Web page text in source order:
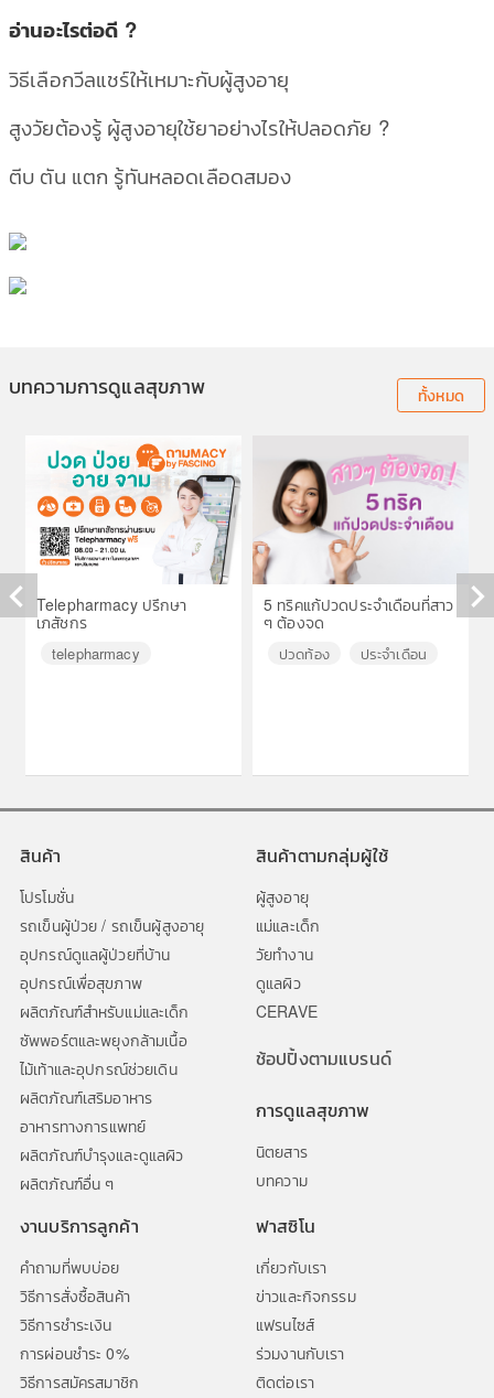
อ่านอะไรต่อดี ?
วิธีเลือกวีลแชร์ให้เหมาะกับผู้สูงอายุ
สูงวัยต้องรู้ ผู้สูงอายุใช้ยาอย่างไรให้ปลอดภัย ?
ตีบ ตัน แตก รู้ทันหลอดเลือดสมอง
บทความการดูแลสุขภาพ ทั้งหมด
Telepharmacy ปรึกษา
เภสัชกร
telepharmacy
5 ทริคแก้ปวดประจำเดือนที่สาว
ๆ ต้องจด
ปวดท้อง ประจำเดือน
สินค้า
โปรโมชั่น
รถเข็นผู้ป่วย / รถเข็นผู้สูงอายุ
อุปกรณ์ดูแลผู้ป่วยที่บ้าน
อุปกรณ์เพื่อสุขภาพ
ผลิตภัณฑ์สำหรับแม่และเด็ก
ซัพพอร์ตและพยุงกล้ามเนื้อ
ไม้เท้าและอุปกรณ์ช่วยเดิน
ผลิตภัณฑ์เสริมอาหาร
อาหารทางการแพทย์
ผลิตภัณฑ์บำรุงและดูแลผิว
ผลิตภัณฑ์อื่น ๆ
สินค้าตามกลุ่มผู้ใช้
ผู้สูงอายุ
แม่และเด็ก
วัยทำงาน
ดูแลผิว
CERAVE
ช้อปปิ้งตามแบรนด์
การดูแลสุขภาพ
นิตยสาร
บทความ
งานบริการลูกค้า
คำถามที่พบบ่อย
วิธีการสั่งซื้อสินค้า
วิธีการชำระเงิน
การผ่อนชำระ 0%
วิธีการสมัครสมาชิก
ฟาสซิโน
เกี่ยวกับเรา
ข่าวและกิจกรรม
แฟรนไซส์
ร่วมงานกับเรา
ติดต่อเรา